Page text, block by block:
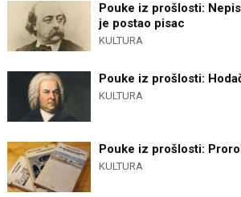
Pouke iz prošlosti:
je postao pisac
KULTURA
Pouke iz prošlosti:
KULTURA
Pouke iz prošlosti:
KULTURA